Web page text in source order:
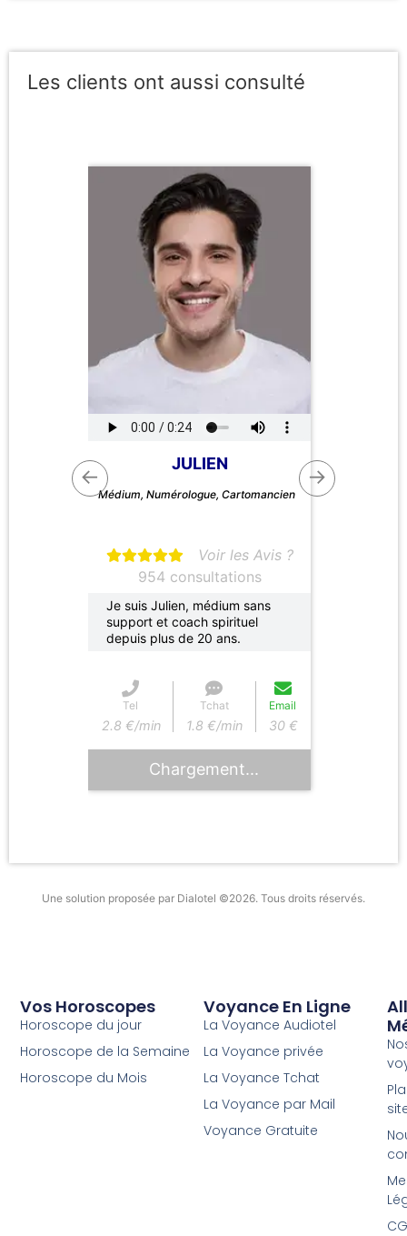
Les clients ont aussi consulté
JULIEN
Médium, Numérologue, Cartomancien
Voir les Avis ?
954 consultations
Je suis Julien, médium sans
support et coach spirituel
depuis plus de 20 ans.
Tel
2.8 €/min
Tchat
1.8 €/min
Email
30 €
Chargement...
← →
Une solution proposée par Dialotel ©2026. Tous droits réservés.
Voyance En Ligne
La Voyance Audiotel
La Voyance privée
La Voyance Tchat
La Voyance par Mail
Voyance Gratuite
Vos Horoscopes
Horoscope du jour
Horoscope de la Semaine
Horoscope du Mois